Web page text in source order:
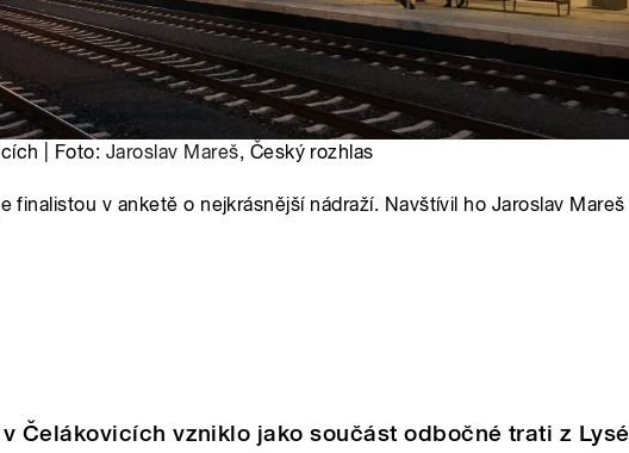
| Foto: Jaroslav Mareš, Český rozhlas
finalistou v anketě o nejkrásnější nádraží. Navštívil ho Jaroslav Mareš
Čelákovicích vzniklo jako součást odbočné trati z Lysé